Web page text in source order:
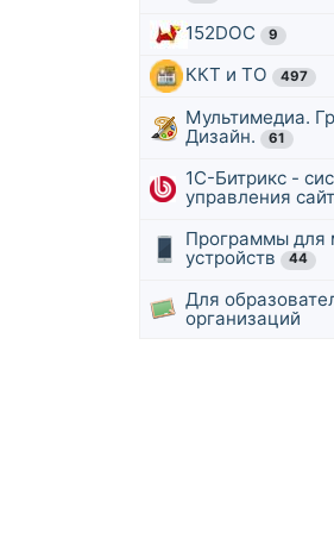
152DOC 9
ККТ и ТО 497
Мультимедиа.
Дизайн.
61
1С-Битрикс -
управления
Программы для
устройств
44
Для
организаций